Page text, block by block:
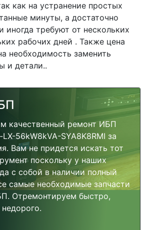
как на устранение простых
минуты, а достаточно
требуют от нескольких
рабочих дней . Также цена
необходимость заменить
и детали..
качественный ремонт ИБП
56kW8kVA-SYA8K8RMI за
Вам не придется искать тот
поскольку у наших
с собой в наличии полный
самые необходимые запчасти
Отремонтируем быстро,